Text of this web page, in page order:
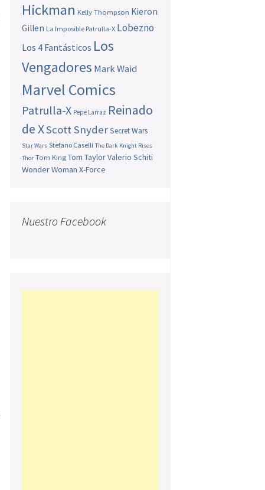
Hickman Kelly Thompson Kieron
Gillen La Imposible Patrulla-X Lobezno
Los 4 Fantásticos Los
Vengadores Mark Waid
Marvel Comics
Patrulla-X Pepe Larraz Reinado
de XScott SnyderSecret Wars
Star Wars Stefano Caselli The Dark Knight Rises
Thor Tom King Tom TaylorValerio Schiti
Wonder Woman X-Force
Nuestro Facebook